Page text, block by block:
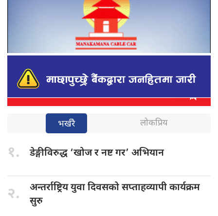
भर्खरै लोकप्रिय
१. डेङ्गीविरुद्ध ‘खोजर नष्ट गर’ अभियान
२. अन्तर्राष्ट्रिय युवादिवसको सप्ताहव्यापी कार्यक्रम
सुरु